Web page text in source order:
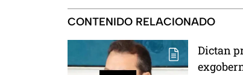
CONTENIDO RELACIONADO
Dictan